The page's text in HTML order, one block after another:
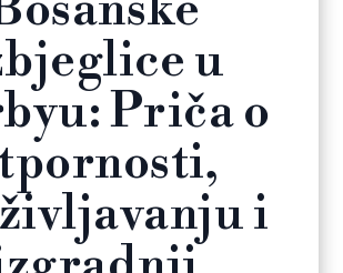
u
Priča o
i